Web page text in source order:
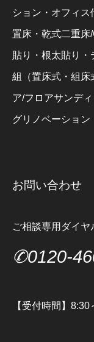
ション・オフィス
置床・乾式二重床
貼り・根太貼り
組（置床式・組床
ア/フロアサンデ
グリノベーション
お問い合わせ
ご相談専用ダイヤ
✆0120-
【受付時間】8:30